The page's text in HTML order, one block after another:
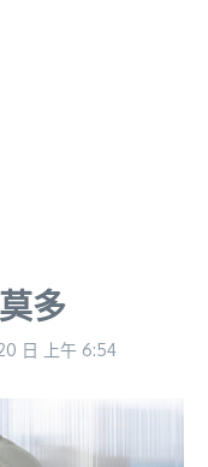
多
日 上午 6:54